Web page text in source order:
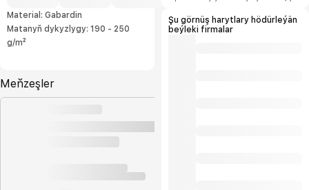
Material: Gabardin
Matanyň dykyzlygy: 190 - 250
g/m²
Meňzeşler
Şu görnüş harytlary hödürleýän
beýleki firmalar